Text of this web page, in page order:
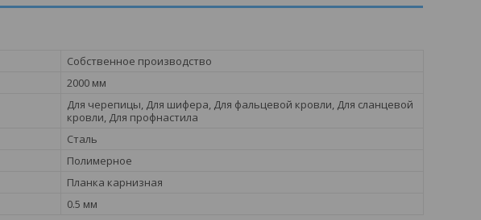
Собственное производство
2000 мм
Для черепицы, Для шифера, Для фальцевой кровли, Для сланцевой
кровли, Для профнастила
Сталь
Полимерное
Планка карнизная
0.5 мм